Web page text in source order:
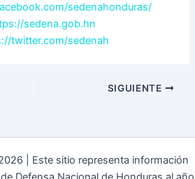
sedenahonduras/
sedena.gob.hn
twitter.com/sedenah
SIGUIENTE
| Este sitio representa información